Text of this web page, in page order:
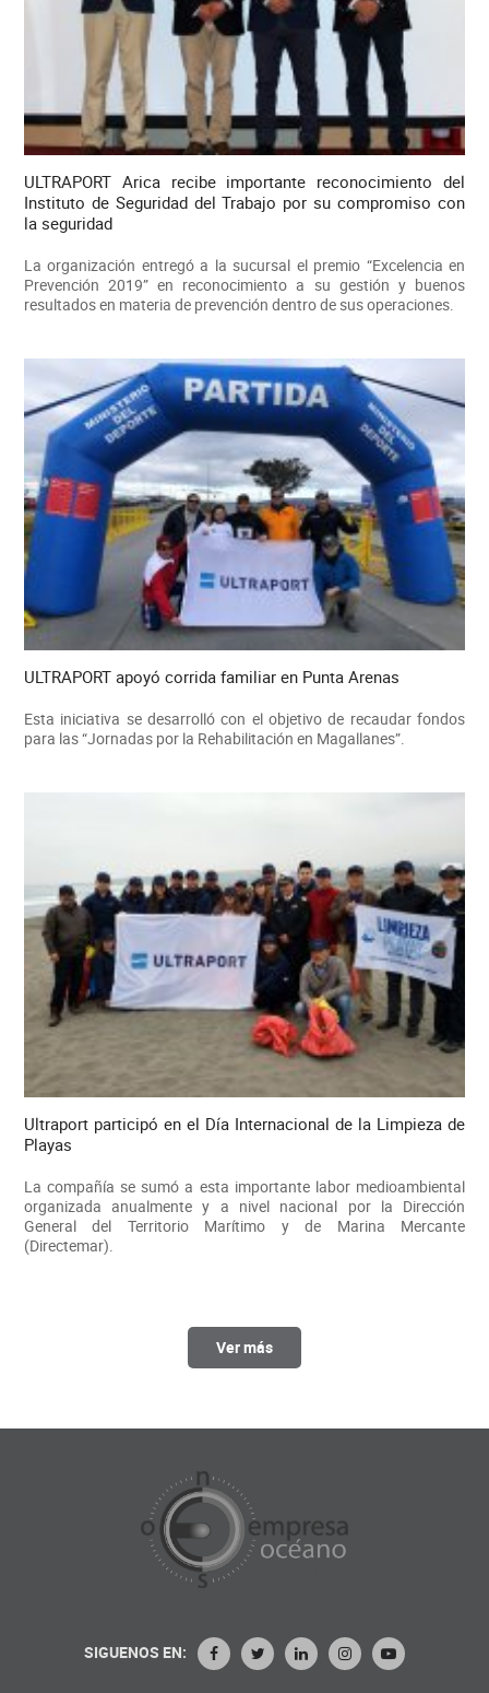
ULTRAPORT Arica recibe importante reconocimiento del
Instituto de Seguridad del Trabajo por su compromiso con
la seguridad
La organización entregó a la sucursal el premio “Excelencia en
Prevención 2019” en reconocimiento a su gestión y buenos
resultados en materia de prevención dentro de sus operaciones.
ULTRAPORT apoyó corrida familiar en Punta Arenas
Esta iniciativa se desarrolló con el objetivo de recaudar fondos
para las “Jornadas por la Rehabilitación en Magallanes”.
Ultraport participó en el Día Internacional de la Limpieza de
Playas
La compañía se sumó a esta importante labor medioambiental
organizada anualmente y a nivel nacional por la Dirección
General del Territorio Marítimo y de Marina Mercante
(Directemar).
Ver más
SIGUENOS EN: